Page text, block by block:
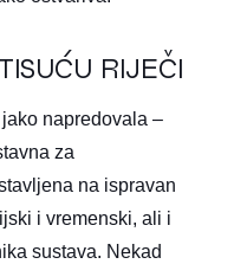
RIJEČI
napredovala –
za
na ispravan
i vremenski, ali i
sustava. Nekad